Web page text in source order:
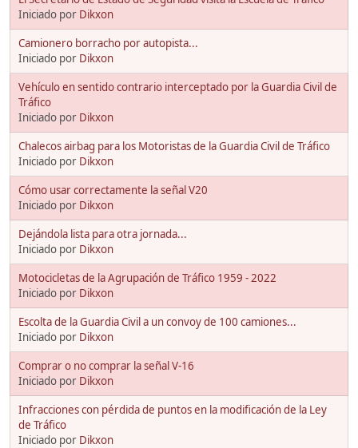
Iniciado por Dikxon
Camionero borracho por autopista...
Iniciado por Dikxon
Vehículo en sentido contrario interceptado por la Guardia Civil de
Tráfico
Iniciado por Dikxon
Chalecos airbag para los Motoristas de la Guardia Civil de Tráfico
Iniciado por Dikxon
Cómo usar correctamente la señal V20
Iniciado por Dikxon
Dejándola lista para otra jornada...
Iniciado por Dikxon
Motocicletas de la Agrupación de Tráfico 1959 - 2022
Iniciado por Dikxon
Escolta de la Guardia Civil a un convoy de 100 camiones...
Iniciado por Dikxon
Comprar o no comprar la señal V-16
Iniciado por Dikxon
Infracciones con pérdida de puntos en la modificación de la Ley
de Tráfico
Iniciado por Dikxon